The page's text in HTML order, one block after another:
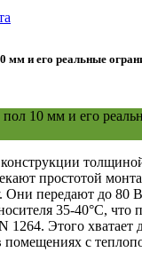
мм и его реальные
простотой
Они передают до 80
35-40°C, что
1264. Этого хватает
помещениях с